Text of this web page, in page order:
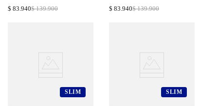
$ 139.900
$ 83 940
$ 139.900
$ 83 940
SLIM SLIM